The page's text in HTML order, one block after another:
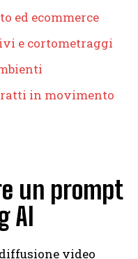
ed ecommerce
e cortometraggi
in movimento
un prompt
AI
video